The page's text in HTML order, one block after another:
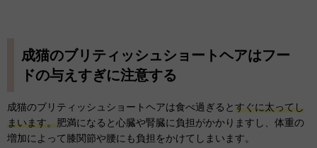
成猫のブリティッシュショートヘアはフー
ドの与えすぎに注意する
成猫のブリティッシュショートヘアは食べ過ぎるとすぐに太ってし
まいます。肥満になると心臓や腎臓に負担がかかりますし、体重の
増加によって膝関節や腰にも負担をかけてしまいます。